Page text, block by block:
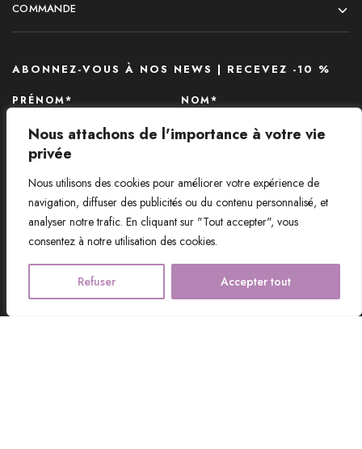
Nous attachons de l'importance à votre vie
privée
Nous utilisons des cookies pour améliorer votre expérience de
navigation, diffuser des publicités ou du contenu personnalisé, et
analyser notre trafic. En cliquant sur "Tout accepter", vous
consentez à notre utilisation des cookies.
Refuser Accepter tout
COMMANDE
ABONNEZ-VOUS À NOS NEWS | RECEVEZ -10 %
PRÉNOM* NOM*